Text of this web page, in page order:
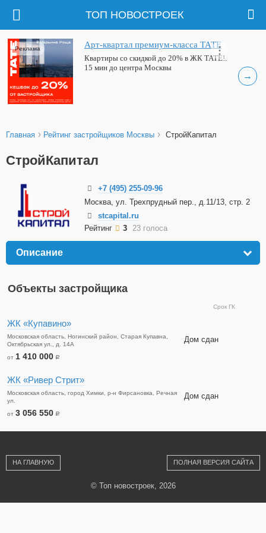
ТОП НОВОСТРОЕК
→
Арт-квартал премиум-класса ТАТЕ
Квартиры со скидкой до 20% в ЖК ТАТЕ!.
15 мин до центра Москвы
Реклама
Главная › Рейтинг застройщиков Москвы › СтройКапитал
СтройКапитал
+7 (495) 255-09-96
Москва, ул. Трехпрудный пер., д.11/13, стр. 2
stcapital.ru
Рейтинг
3 23 голоса
Описание
Объекты застройщика
Срок ГК
ЖК «Купавино»
Московская область, Ногинский район, Старая Купавна,
Октябрьская ул., д. 14А
от 1 410 000 a
Дом сдан
ЖК «Ривер Стрит»
Московская область, город Химки, р-н Фирсановка, Речная
ул.
от 3 056 550 a
Дом сдан
НА ГЛАВНУЮ ПОЛНАЯ ВЕРСИЯ САЙТА
© Топ новостроек, 2026